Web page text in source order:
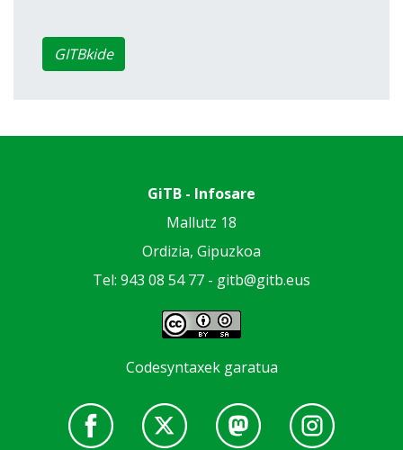
GITBkide
GiTB - Infosare
Mallutz 18
Ordizia, Gipuzkoa
Tel: 943 08 54 77 - gitb@gitb.eus
Codesyntaxek garatua